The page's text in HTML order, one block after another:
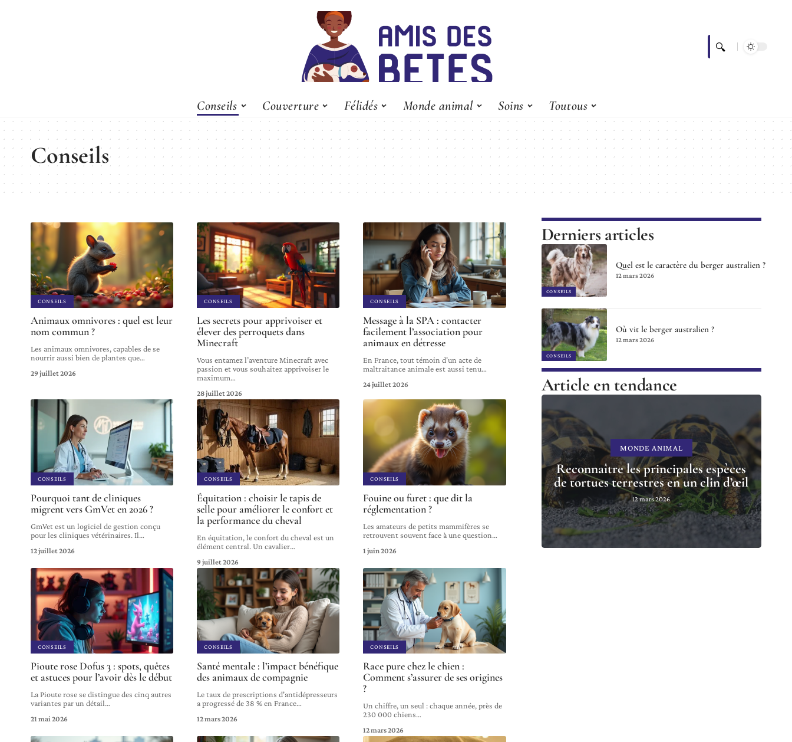
Conseils Couverture Félidés Monde animal Soins Toutous
Conseils
CONSEILS
Animaux omnivores : quel est leur
nom commun ?
Les animaux omnivores, capables de se
nourrir aussi bien de plantes que…
29 juillet 2026
CONSEILS
Les secrets pour apprivoiser et
élever des perroquets dans
Minecraft
Vous entamez l’aventure Minecraft avec
passion et vous souhaitez apprivoiser le
maximum…
28 juillet 2026
CONSEILS
Message à la SPA : contacter
facilement l’association pour
animaux en détresse
En France, tout témoin d'un acte de
maltraitance animale est aussi tenu…
24 juillet 2026
CONSEILS
Pourquoi tant de cliniques
migrent vers GmVet en 2026 ?
GmVet est un logiciel de gestion conçu
pour les cliniques vétérinaires. Il…
12 juillet 2026
CONSEILS
Équitation : choisir le tapis de
selle pour améliorer le confort et
la performance du cheval
En équitation, le confort du cheval est un
élément central. Un cavalier…
9 juillet 2026
CONSEILS
Fouine ou furet : que dit la
réglementation ?
Les amateurs de petits mammifères se
retrouvent souvent face à une question…
1 juin 2026
CONSEILS
Pioute rose Dofus 3 : spots, quêtes
et astuces pour l’avoir dès le début
La Pioute rose se distingue des cinq autres
variantes par un détail…
21 mai 2026
CONSEILS
Santé mentale : l’impact bénéfique
des animaux de compagnie
Le taux de prescriptions d'antidépresseurs
a progressé de 38 % en France…
12 mars 2026
CONSEILS
Race pure chez le chien :
Comment s’assurer de ses origines
?
Un chiffre, un seul : chaque année, près de
230 000 chiens…
12 mars 2026
Derniers articles
CONSEILS
Quel est le caractère du berger australien ?
12 mars 2026
CONSEILS
Où vit le berger australien ?
12 mars 2026
Article en tendance
MONDE ANIMAL
Reconnaître les principales espèces
de tortues terrestres en un clin d’œil
12 mars 2026